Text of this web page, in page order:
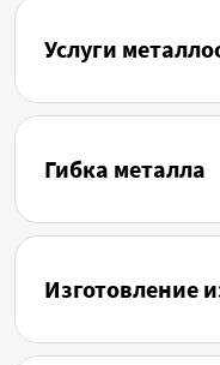
Услуги
Гибка металла
Изготовление